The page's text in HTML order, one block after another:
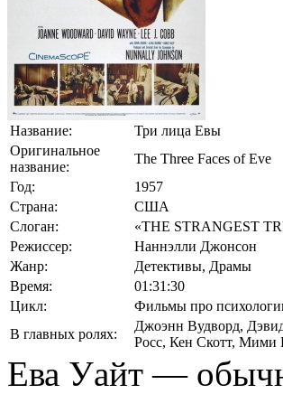
Название:
Три лица Евы
Оригинальное
название:
The Three Faces of Eve
Год:
1957
Страна:
США
Слоган:
«THE STRANGEST
Режиссер:
Наннэлли Джонсон
Жанр:
Детективы, Драмы
Время:
01:31:30
Цикл:
Фильмы про
В главных ролях:
Джоэнн Вудворд,
Росс, Кен Скотт, Мими
Ева Уайт —